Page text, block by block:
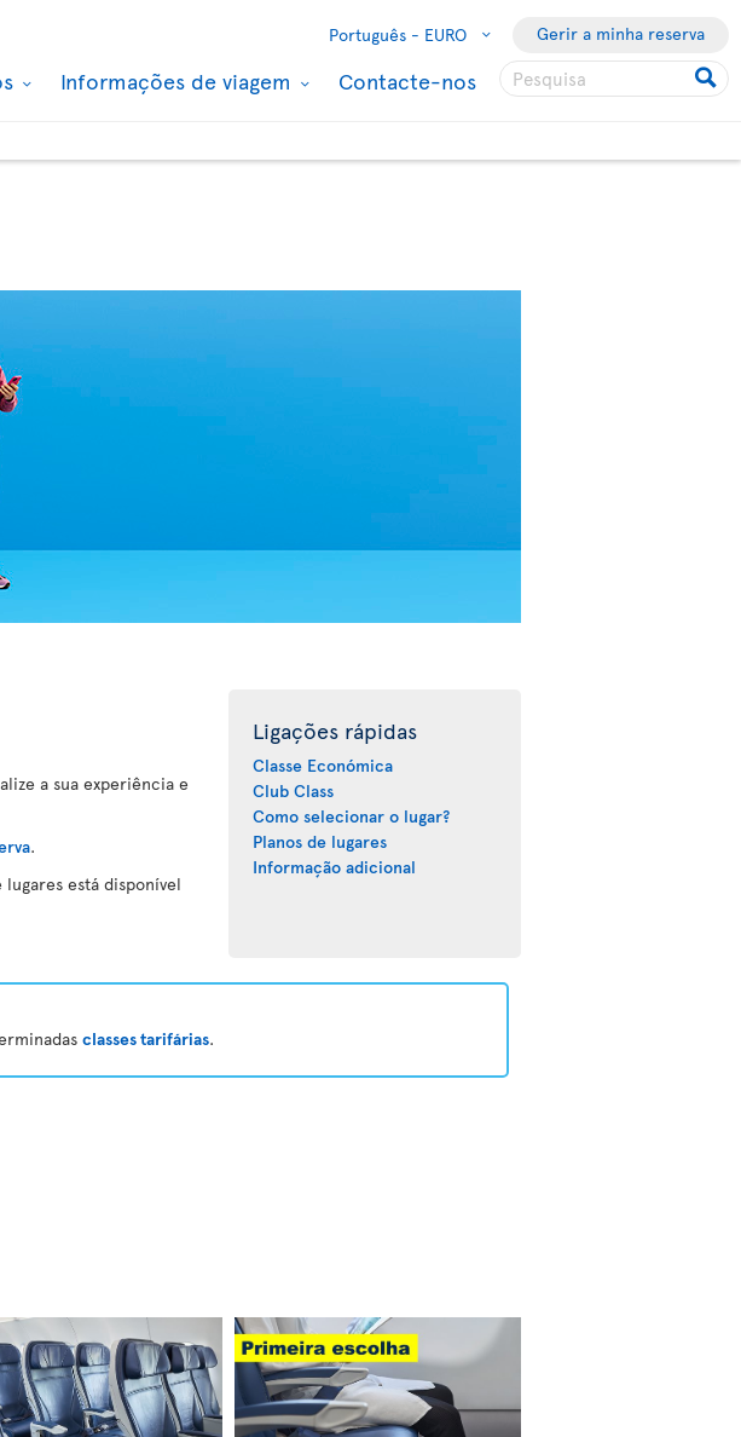
Português - EURO Gerir a minha reserva
Informações de viagem Contacte-nos
a sua experiência e
.
está disponível
Ligações rápidas
Classe Económica
Club Class
Como selecionar o lugar?
Planos de lugares
Informação adicional
classes tarifárias.